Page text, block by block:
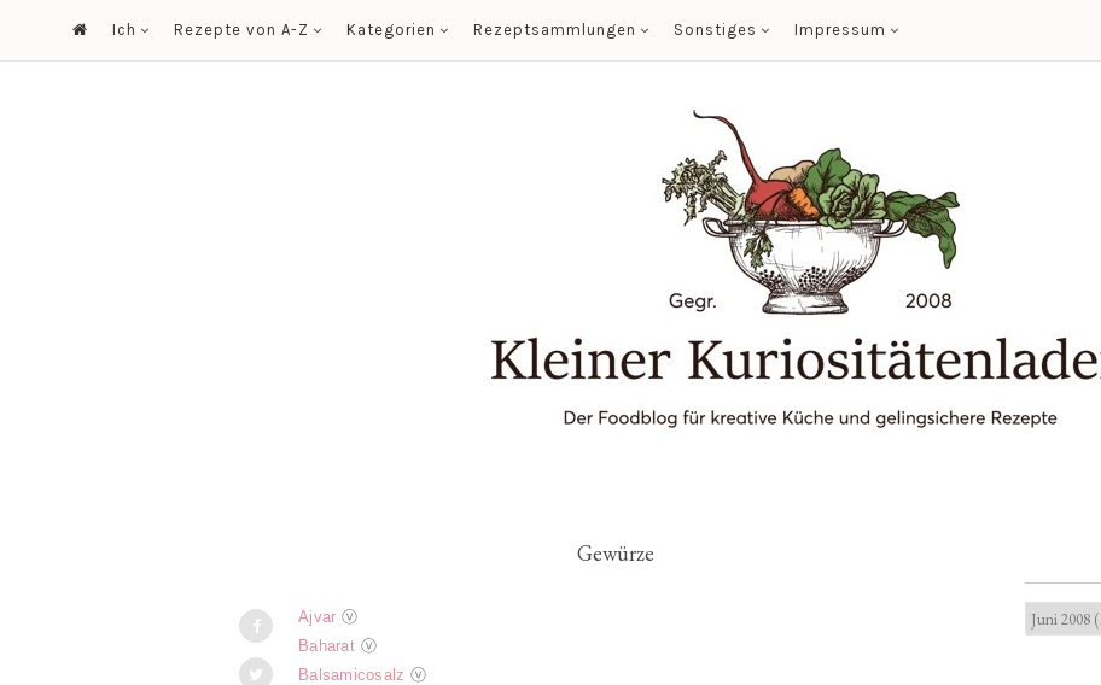
Ich Rezepte von A-Z Kategorien Rezeptsammlungen Sonstiges Impressum
Gewürze
Ajvar ⓥ
Baharatⓥ
Balsamicosalz ⓥ